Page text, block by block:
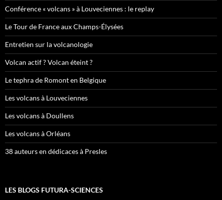
Conférence « volcans » à Louveciennes : le replay
Le Tour de France aux Champs-Élysées
Entretien sur la volcanologie
Volcan actif ? Volcan éteint ?
Le tephra de Romont en Belgique
Les volcans à Louveciennes
Les volcans à Doullens
Les volcans à Orléans
38 auteurs en dédicaces à Presles
LES BLOGS FUTURA-SCIENCES